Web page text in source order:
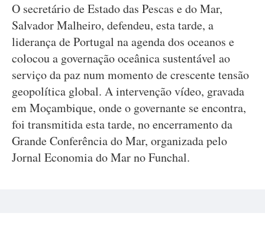
O secretário de Estado das Pescas e do Mar,
Salvador Malheiro, defendeu, esta tarde, a
liderança de Portugal na agenda dos oceanos e
colocou a governação oceânica sustentável ao
serviço da paz num momento de crescente tensão
geopolítica global. A intervenção vídeo, gravada
em Moçambique, onde o governante se encontra,
foi transmitida esta tarde, no encerramento da
Grande Conferência do Mar, organizada pelo
Jornal Economia do Mar no Funchal.